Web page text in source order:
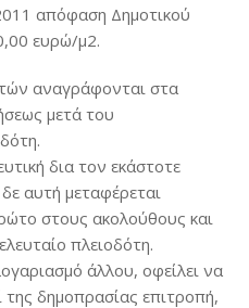
απόφαση Δημοτικού
ευρώ/μ2.
αναγράφονται στα
µετά του
δια τον εκάστοτε
αυτή µεταφέρεται
στους ακολούθους και
πλειοδότη.
άλλου, οφείλει να
δηµοπρασίας επιτροπή,